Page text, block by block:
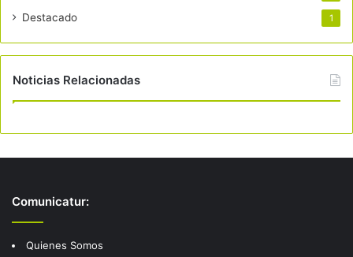
Destacado 1
Noticias Relacionadas
Comunicatur:
Quienes Somos